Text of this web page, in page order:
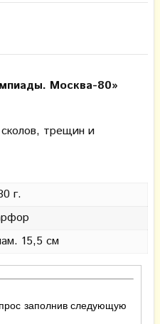
Москва-80»
трещин и
г.
15,5 см
заполнив следующую